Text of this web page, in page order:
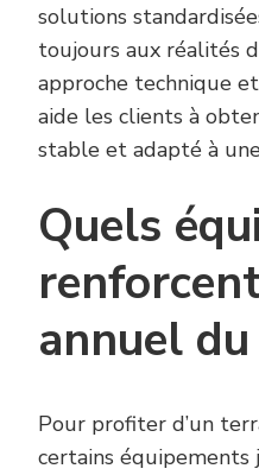
solutions
toujours aux réalités
approche technique
aide les clients à
stable et adapté à
Quels
annuel
Pour profiter d’un
certains